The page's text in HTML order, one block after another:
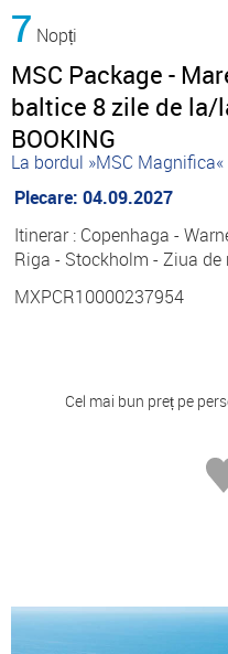
7 Nopți
MSC Package -
baltice 8 zile de la/
BOOKING
La bordul »MSC Magnifica«
Plecare: 04.09.2027
Itinerar : Copenhaga -
Riga - Stockholm - Ziua de
MXPCR10000237954
Cel mai bun preț pe